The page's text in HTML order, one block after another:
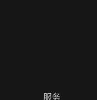
服务